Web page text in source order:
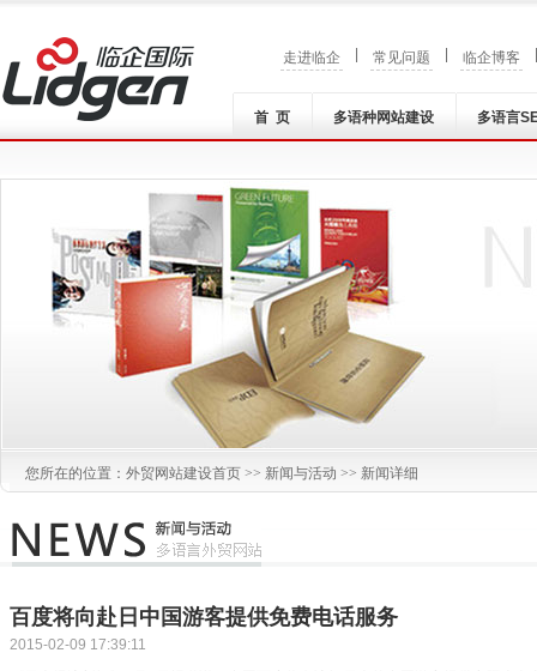
走进临企 常见问题 临企博客
首 页 多语种网站建设 多语言
您所在的位置： 外贸网站建设首页 >> 新闻与活动 >> 新闻详细
百度将向赴日中国游客提供免费电话服务
2015-02-09 17:39:11